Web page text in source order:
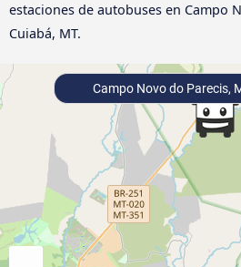
estaciones de autobuses en Campo
Cuiabá, MT.
Campo Novo do Parecis,